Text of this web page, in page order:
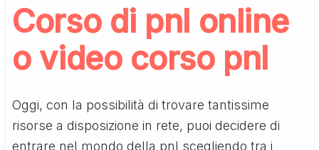
Corso di pnl online
o video corso pnl
Oggi, con la possibilità di trovare tantissime
risorse a disposizione in rete, puoi decidere di
entrare nel mondo della pnl scegliendo tra i